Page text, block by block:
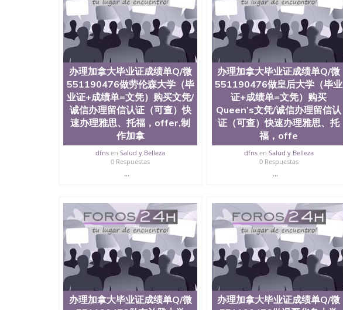
办理加拿大毕业证成绩单Q/微
551190476做劳伦森大学（毕
业证+成绩单=文凭）购买文凭/
诚信办理留信认证（可查）快
速办理雅思、托福，offer,制
作加拿
dfns enSalud y Belleza
0 Respuestas
...
办理加拿大毕业证成绩单Q/微
551190476做皇后大学（毕业
证+成绩单=文凭）购买
Queen’s文凭/诚信办理留信认
证（可查）快速办理雅思、托
福，offe
dfnsen Salud y Belleza
0 Respuestas
...
办理加拿大毕业证成绩单Q/微
办理加拿大毕业证成绩单Q/微